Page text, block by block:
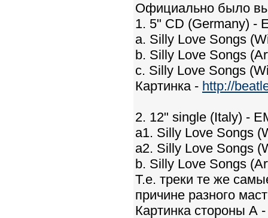
Официально было
1. 5" CD (Germany) -
a. Silly Love Songs
b. Silly Love Songs
c. Silly Love Songs
Картинка - http://
2. 12" single (Italy) -
a1. Silly Love Songs
a2. Silly Love Songs
b. Silly Love Songs
Т.е. треки те же
причине разного
Картинка стороны А